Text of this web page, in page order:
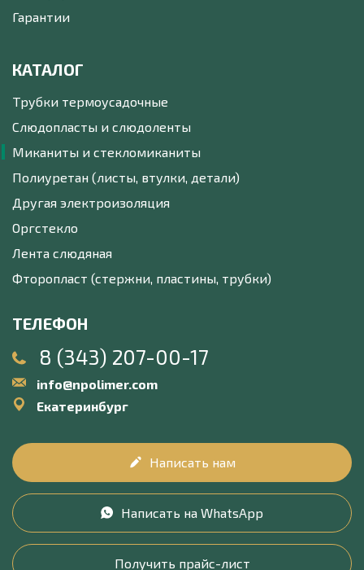
Гарантии
КАТАЛОГ
Трубки термоусадочные
Слюдопласты и слюдоленты
Миканиты и стекломиканиты
Полиуретан (листы, втулки, детали)
Другая электроизоляция
Оргстекло
Лента слюдяная
Фторопласт (стержни, пластины, трубки)
ТЕЛЕФОН
8 (343) 207-00-17
info@npolimer.com
Екатеринбург
Написать нам
Написать на WhatsApp
Получить прайс-лист